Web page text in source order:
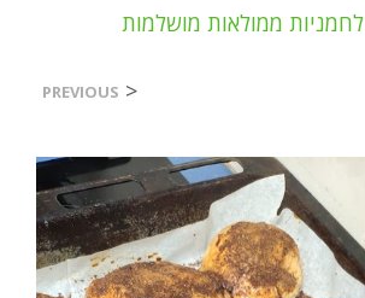
לחמניות ממולאות מושלמות
<
PREVIOUS